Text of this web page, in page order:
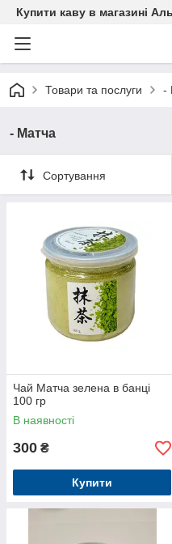
Купити каву в магазині
Товари та послуги -
- Матча
Сортування
Чай Матча зелена в банці
100 гр
В наявності
300 ₴
Купити